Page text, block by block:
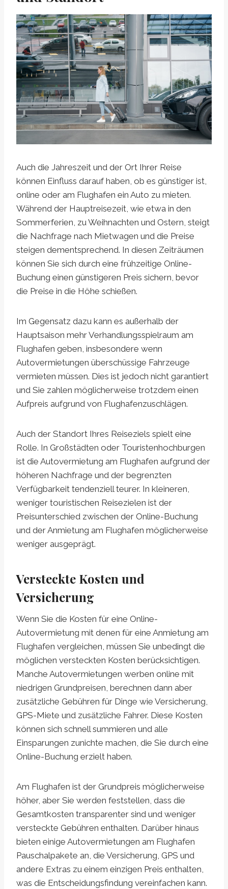
Auch die Jahreszeit und der Ort Ihrer Reise
können Einfluss darauf haben, ob es günstiger ist,
online oder am Flughafen ein Auto zu mieten.
Während der Hauptreisezeit, wie etwa in den
Sommerferien, zu Weihnachten und Ostern, steigt
die Nachfrage nach Mietwagen und die Preise
steigen dementsprechend. In diesen Zeiträumen
können Sie sich durch eine frühzeitige Online-
Buchung einen günstigeren Preis sichern, bevor
die Preise in die Höhe schießen.
Im Gegensatz dazu kann es außerhalb der
Hauptsaison mehr Verhandlungsspielraum am
Flughafen geben, insbesondere wenn
Autovermietungen überschüssige Fahrzeuge
vermieten müssen. Dies ist jedoch nicht garantiert
und Sie zahlen möglicherweise trotzdem einen
Aufpreis aufgrund von Flughafenzuschlägen.
Auch der Standort Ihres Reiseziels spielt eine
Rolle. In Großstädten oder Touristenhochburgen
ist die Autovermietung am Flughafen aufgrund der
höheren Nachfrage und der begrenzten
Verfügbarkeit tendenziell teurer. In kleineren,
weniger touristischen Reisezielen ist der
Preisunterschied zwischen der Online-Buchung
und der Anmietung am Flughafen möglicherweise
weniger ausgeprägt.
Versteckte Kosten und
Versicherung
Wenn Sie die Kosten für eine Online-
Autovermietung mit denen für eine Anmietung am
Flughafen vergleichen, müssen Sie unbedingt die
möglichen versteckten Kosten berücksichtigen.
Manche Autovermietungen werben online mit
niedrigen Grundpreisen, berechnen dann aber
zusätzliche Gebühren für Dinge wie Versicherung,
GPS-Miete und zusätzliche Fahrer. Diese Kosten
können sich schnell summieren und alle
Einsparungen zunichte machen, die Sie durch eine
Online-Buchung erzielt haben.
Am Flughafen ist der Grundpreis möglicherweise
höher, aber Sie werden feststellen, dass die
Gesamtkosten transparenter sind und weniger
versteckte Gebühren enthalten. Darüber hinaus
bieten einige Autovermietungen am Flughafen
Pauschalpakete an, die Versicherung, GPS und
andere Extras zu einem einzigen Preis enthalten,
was die Entscheidungsfindung vereinfachen kann.